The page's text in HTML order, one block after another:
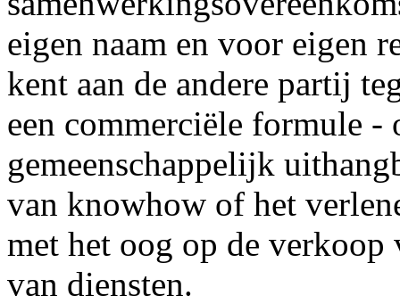
eigen naam en voor eigen
kent aan de andere partij
een commerciële formule -
gemeenschappelijk
van knowhow of het
met het oog op de
van diensten.